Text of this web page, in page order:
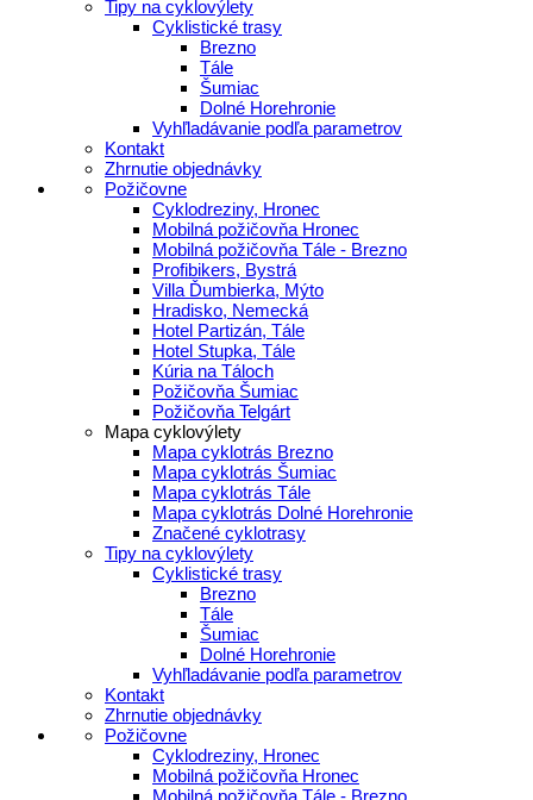
Tipy na cyklovýlety
Cyklistické trasy
Brezno
Tále
Šumiac
Dolné Horehronie
Vyhľladávanie podľa parametrov
Kontakt
Zhrnutie objednávky
Požičovne
Cyklodreziny, Hronec
Mobilná požičovňa Hronec
Mobilná požičovňa Tále - Brezno
Profibikers, Bystrá
Villa Ďumbierka, Mýto
Hradisko, Nemecká
Hotel Partizán, Tále
Hotel Stupka, Tále
Kúria na Táloch
Požičovňa Šumiac
Požičovňa Telgárt
Mapa cyklovýlety
Mapa cyklotrás Brezno
Mapa cyklotrás Šumiac
Mapa cyklotrás Tále
Mapa cyklotrás Dolné Horehronie
Značené cyklotrasy
Tipy na cyklovýlety
Cyklistické trasy
Brezno
Tále
Šumiac
Dolné Horehronie
Vyhľladávanie podľa parametrov
Kontakt
Zhrnutie objednávky
Požičovne
Cyklodreziny, Hronec
Mobilná požičovňa Hronec
Mobilná požičovňa Tále - Brezno